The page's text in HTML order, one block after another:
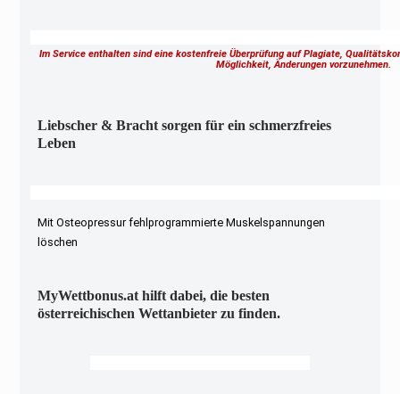
Im Service enthalten sind eine kostenfreie Überprüfung auf Plagiate,
Möglichkeit, Änderungen vorzunehmen.
Liebscher & Bracht sorgen für ein schmerzfreies
Leben
Mit Osteopressur fehlprogrammierte Muskelspannungen
löschen
MyWettbonus.at hilft dabei, die besten
österreichischen Wettanbieter zu finden.